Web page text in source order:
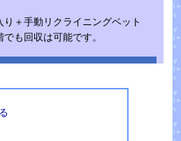
＋手動リクライニングベット
回収は可能です。